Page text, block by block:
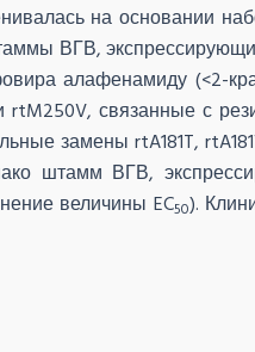
на основании
ВГВ,
алафенамиду (<2-
связанные с
замены rtA181T,
штамм ВГВ,
величины EC50).